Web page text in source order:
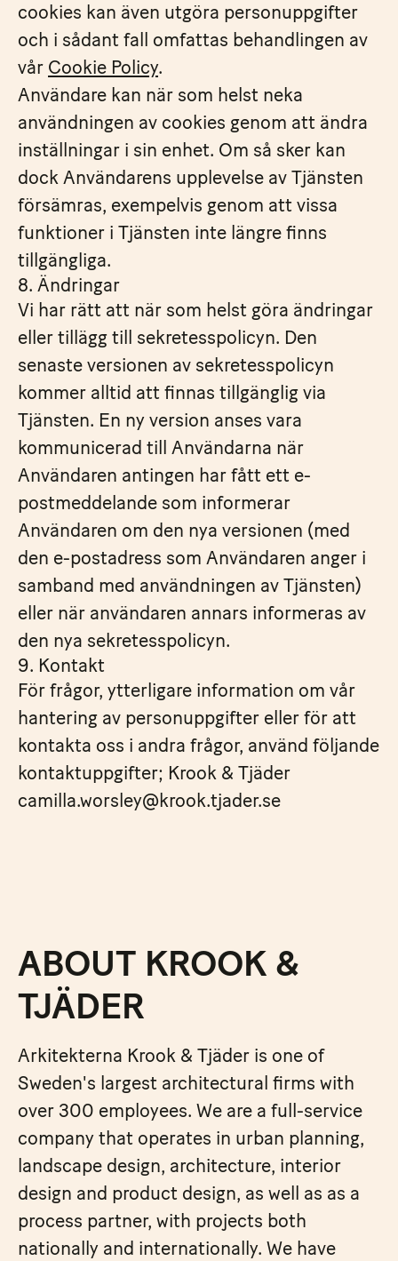
cookies kan även utgöra personuppgifter
och i sådant fall omfattas behandlingen av
vår Cookie Policy.
Användare kan när som helst neka
användningen av cookies genom att ändra
inställningar i sin enhet. Om så sker kan
dock Användarens upplevelse av Tjänsten
försämras, exempelvis genom att vissa
funktioner i Tjänsten inte längre finns
tillgängliga.
8. Ändringar
Vi har rätt att när som helst göra ändringar
eller tillägg till sekretesspolicyn. Den
senaste versionen av sekretesspolicyn
kommer alltid att finnas tillgänglig via
Tjänsten. En ny version anses vara
kommunicerad till Användarna när
Användaren antingen har fått ett e-
postmeddelande som informerar
Användaren om den nya versionen (med
den e-postadress som Användaren anger i
samband med användningen av Tjänsten)
eller när användaren annars informeras av
den nya sekretesspolicyn.
9. Kontakt
För frågor, ytterligare information om vår
hantering av personuppgifter eller för att
kontakta oss i andra frågor, använd följande
kontaktuppgifter; Krook & Tjäder
camilla.worsley@krook.tjader.se
ABOUT KROOK &
TJÄDER
Arkitekterna Krook & Tjäder is one of
Sweden's largest architectural firms with
over 300 employees. We are a full-service
company that operates in urban planning,
landscape design, architecture, interior
design and product design, as well as as a
process partner, with projects both
nationally and internationally. We have